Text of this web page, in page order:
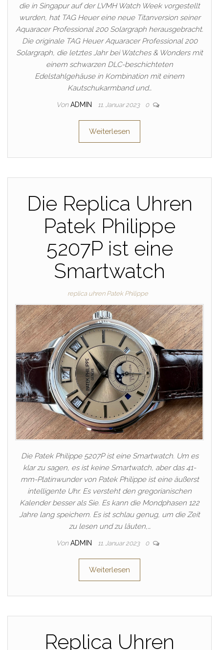
die in Singapur auf der LVMH Watch Week vorgestellt
wurden, hat TAG Heuer eine neue Titanversion seiner
Aquaracer Professional 200 Solargraph herausgebracht.
Die originale TAG Heuer Aquaracer Professional 200
Solargraph, die letztes Jahr bei Watches & Wonders mit
einem schwarzen DLC-beschichteten
Edelstahlgehäuse in Kombination mit einem
Kautschukarmband und…
Von ADMIN 11. Januar 2023 0
Weiterlesen
Die Replica Uhren
Patek Philippe
5207P ist eine
Smartwatch
replica uhren Patek Philippe
Die Patek Philippe 5207P ist eine Smartwatch. Um es
klar zu sagen, es ist keine Smartwatch, aber das 41-
mm-Platinwunder von Patek Philippe ist eine äußerst
intelligente Uhr. Es versteht den gregorianischen
Kalender besser als Sie. Es kann die Mondphasen 122
Jahre lang speichern. Es ist schlau genug, um die Zeit
zu lesen und zu läuten,…
Von ADMIN 11. Januar 2023 0
Weiterlesen
Replica Uhren